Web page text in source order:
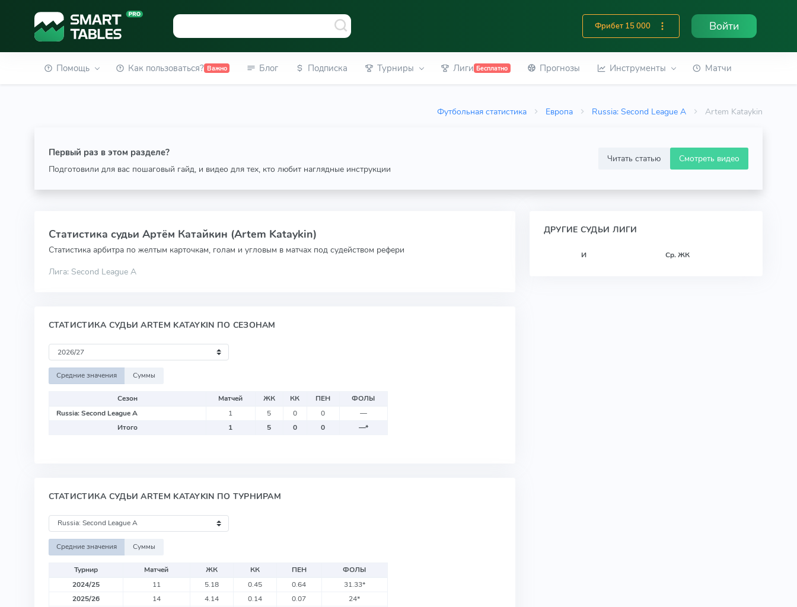
Фрибет 15 000 Войти
Помощь Как пользоваться? Важно Блог Подписка Турниры Лиги Бесплатно Прогнозы Инструменты Матчи
Футбольная статистика Европа Russia: Second League A Artem Kataykin
Первый раз в этом разделе?
Подготовили для вас пошаговый гайд, и видео для тех, кто любит наглядные инструкции
Читать статью Смотреть видео
Статистика судьи Артём Катайкин (Artem Kataykin)
Статистика арбитра по желтым карточкам, голам и угловым в матчах под судейством рефери
Лига: Second League A
СТАТИСТИКА СУДЬИ ARTEM KATAYKIN ПО СЕЗОНАМ
Средние значения Суммы
Сезон Матчей ЖК КК ПЕН
ФОЛЫ
Russia: Second League A
1 5 0 0
—
Итого
1 5 0 0 —*
СТАТИСТИКА СУДЬИ ARTEM KATAYKIN ПО ТУРНИРАМ
Средние значения Суммы
Турнир Матчей ЖК КК ПЕН
ФОЛЫ
2024/25
11 5.18 0.45 0.64 31.33*
2025/26
14 4.14 0.14 0.07 24*
ДРУГИЕ СУДЬИ ЛИГИ
И Ср. ЖК